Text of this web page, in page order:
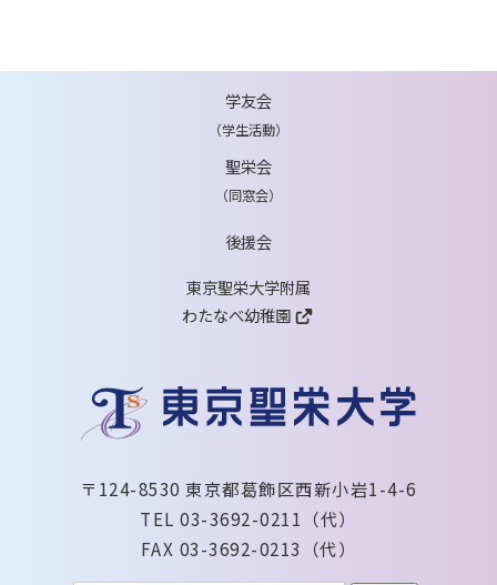
学友会
（学生活動）
聖栄会
（同窓会）
後援会
東京聖栄大学附属
わたなべ幼稚園
〒124-8530 東京都葛飾区西新小岩1-4-6
TEL 03-3692-0211（代）
FAX 03-3692-0213（代）